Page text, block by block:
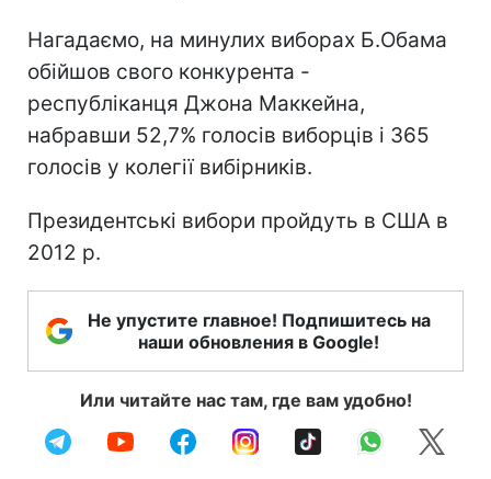
Нагадаємо, на минулих виборах Б.Обама
обійшов свого конкурента -
республіканця Джона Маккейна,
набравши 52,7% голосів виборців і 365
голосів у колегії вибірників.
Президентські вибори пройдуть в США в
2012 р.
Не упустите главное! Подпишитесь на
наши обновления в Google!
Или читайте нас там, где вам удобно!